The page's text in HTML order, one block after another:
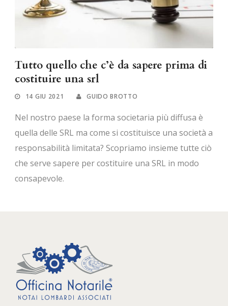
Tutto quello che c’è da sapere prima di
costituire una srl
14 GIU 2021 GUIDO BROTTO
Nel nostro paese la forma societaria più diffusa è
quella delle SRL ma come si costituisce una società a
responsabilità limitata? Scopriamo insieme tutte ciò
che serve sapere per costituire una SRL in modo
consapevole.